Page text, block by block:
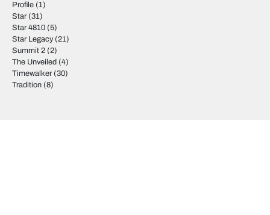
Profile (1)
Star (31)
Star 4810 (5)
Star Legacy(21)
Summit 2 (2)
The Unveiled (4)
Timewalker (30)
Tradition (8)